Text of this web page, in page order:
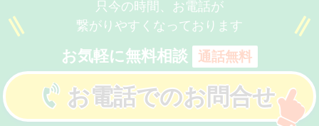
只今の時間、お電話が
繋がりやすくなっております
お気軽に無料相談 通話無料
お電話でのお問合せ